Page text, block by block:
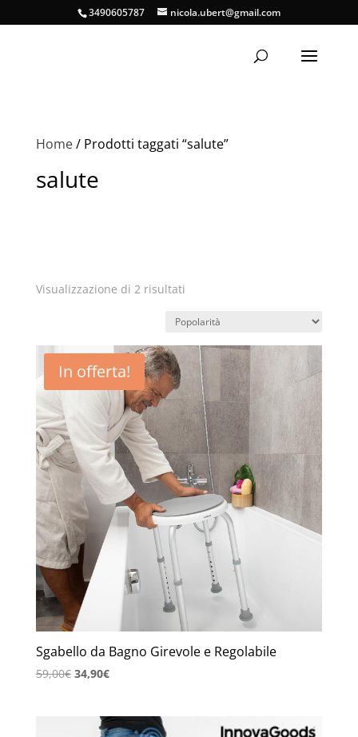
3490605787 nicola.ubert@gmail.com
Home/ Prodotti taggati “salute”
salute
Visualizzazione di 2 risultatiPopolarità
In offerta!
Sgabello da Bagno Girevole e Regolabile
59,00€ Il
34,90€Il
è: